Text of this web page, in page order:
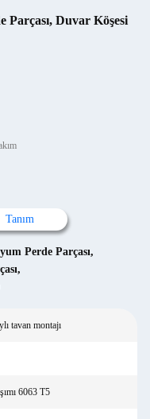
Duvar Köşesi
Tanım
Perde Parçası,
,
tavan montajı
6063 T5